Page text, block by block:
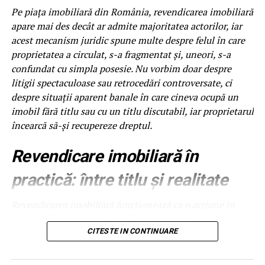
plasticul negru lucios si zonele cu vopsea mata. Spuma
buna are pH neutru sau usor alcalin si nu ataca aceste
suprafete. Jetul de clatire trebuie sa fie la presiune medie,
nu maxima, pentru a nu forta apa sub capace. Foloseste
duze evazate la clatire, care distribuie apa uniform, fara
presiune directionata. Aceste setari sunt usor de
implementat si reduc semnificativ riscul de reclamatii pe
caroserie delicata.
touchless
Un program touchless complet dureaza 5-8 minute:
cu perii de 10-12 minute, touchless este cu 30-40% mai
minute economisite, adica 1-2 ore in plus pentru alte
Pe piața imobiliară din România, revendicarea imobiliară
apare mai des decât ar admite majoritatea actorilor, iar
acest mecanism juridic spune multe despre felul în care
proprietatea a circulat, s-a fragmentat și, uneori, s-a
confundat cu simpla posesie. Nu vorbim doar despre
litigii spectaculoase sau retrocedări controversate, ci
despre situații aparent banale în care cineva ocupă un
imobil fără titlu sau cu un titlu discutabil, iar proprietarul
încearcă să-și recupereze dreptul.
Revendicare imobiliară în
practică: între titlu și realitate
justiție prin care proprietarul neposesor solicită
restituirea bunului de la posesorul neproprietar. Simplu
CITESTE IN CONTINUARE